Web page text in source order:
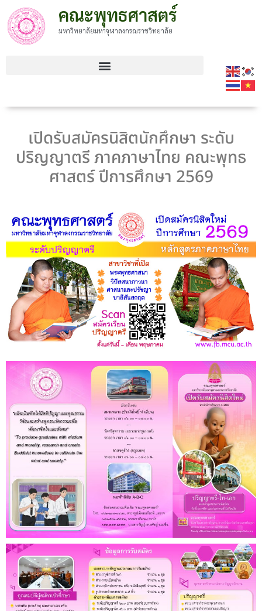
คณะพุทธศาสตร์
มหาวิทยาลัยมหาจุฬาลงกรณราชวิทยาลัย
เปิดรับสมัครนิสิตนักศึกษา ระดับ
ปริญญาตรี ภาคภาษาไทย คณะพุทธ
ศาสตร์ ปีการศึกษา 2569